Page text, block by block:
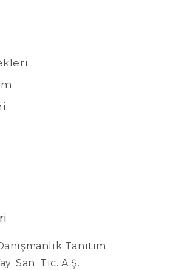
Tanıtım
San. Tic. A.Ş.